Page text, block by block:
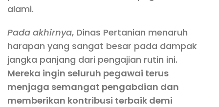
alami.
Pada akhirnya, Dinas Pertanian menaruh
harapan yang sangat besar pada dampak
jangka panjang dari pengajian rutin ini.
Mereka ingin seluruh pegawai terus
menjaga semangat pengabdian dan
memberikan kontribusi terbaik demi